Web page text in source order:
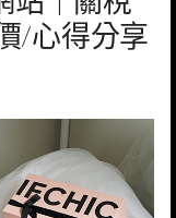
/心得分享